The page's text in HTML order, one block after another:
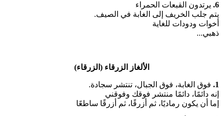
6. يرتدون القبعات الحمراء
يتم جلب الخريف إلى الغابة في الصيف.
أخوات ودودات للغاية
ذهبي...
الألغاز الزرقاء (الزرقاء)
1. فوق الغابة، فوق الجبال، تنتشر سجادة.
إنه دائمًا، دائمًا منتشر فوقك وفوقني
إما أن يكون رماديًا، ثم أزرقًا، ثم أزرقًا ساطعًا